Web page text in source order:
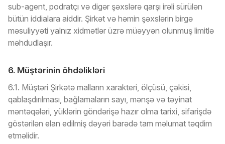
sub-agent, podratçı və digər şəxslərə qarşı irəli sürülən
bütün iddialara aiddir. Şirkət və həmin şəxslərin birgə
məsuliyyəti yalnız xidmətlər üzrə müəyyən olunmuş limitlə
məhdudlaşır.
6. Müştərinin öhdəlikləri
6.1. Müştəri Şirkətə malların xarakteri, ölçüsü, çəkisi,
qablaşdırılması, bağlamaların sayı, mənşə və təyinat
məntəqələri, yüklərin göndərişə hazır olma tarixi, sifarişdə
göstərilən elan edilmiş dəyəri barədə tam məlumat təqdim
etməlidir.